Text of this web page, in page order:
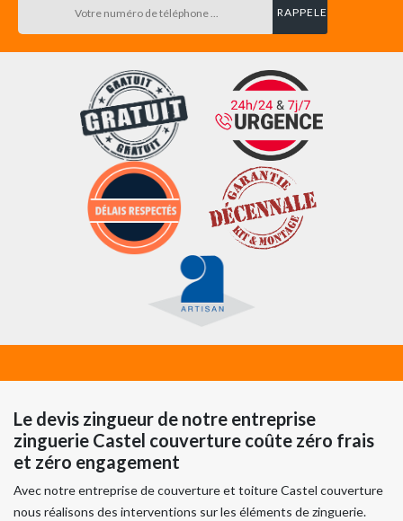
Le devis zingueur de notre entreprise
zinguerie Castel couverture coûte zéro frais
et zéro engagement
Avec notre entreprise de couverture et toiture Castel couverture
nous réalisons des interventions sur les éléments de zinguerie.